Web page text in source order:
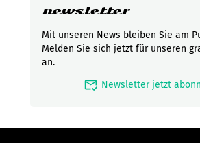
newsletter
Mit unseren News bleiben Sie am
Melden Sie sich jetzt für unseren
an.
mark_email_read Newsletter jetzt